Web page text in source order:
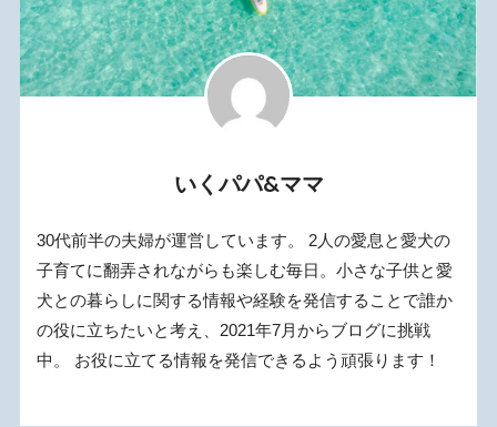
いくパパ&ママ
30代前半の夫婦が運営しています。 2人の愛息と愛犬の
子育てに翻弄されながらも楽しむ毎日。小さな子供と愛
犬との暮らしに関する情報や経験を発信することで誰か
の役に立ちたいと考え、2021年7月からブログに挑戦
中。 お役に立てる情報を発信できるよう頑張ります！